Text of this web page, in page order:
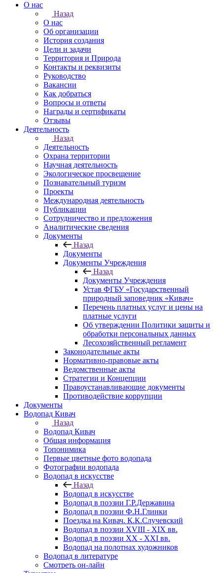
О нас
Назад
О нас
Об организации
История создания
Цели и задачи
Территория и Природа
Контакты и реквизиты
Руководство
Вакансии
Как добраться
Вопросы и ответы
Награды и сертификаты
Отзывы
Деятельность
Назад
Деятельность
Охрана территории
Научная деятельность
Экологическое просвещение
Познавательный туризм
Проекты
Международная деятельность
Публикации
Сотрудничество и предложения
Аналитические сведения
Документы
Назад
Документы
Документы Учреждения
Назад
Документы Учреждения
Устав ФГБУ «Государственный
природный заповедник «Кивач»
Перечень платных услуг и цены на
платные услуги
Об утверждении Политики защиты и
обработки персональных данных
Лесохозяйственный регламент
Законодательные акты
Нормативно-правовые акты
Ведомственные акты
Стратегии и Концепции
Правоустанавливающие документы
Противодействие коррупции
Документы
Водопад Кивач
Назад
Водопад Кивач
Общая информация
Топонимика
Первые цветные фото водопада
Фотографии водопада
Водопад в искусстве
Назад
Водопад в искусстве
Водопад в поэзии Г.Р.Державина
Водопад в поэзии Ф.Н.Глинки
Поездка на Кивач. К.К.Случевский
Водопад в поэзии XVIII - XIX вв.
Водопад в поэзии XX - XXI вв.
Водопад на полотнах художников
Водопад в литературе
Смотреть он-лайн